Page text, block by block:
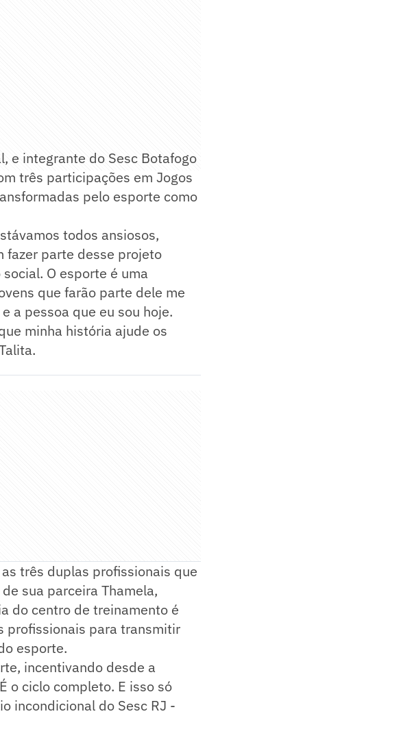
e integrante do Sesc Botafogo
três participações em Jogos
pelo esporte como
todos ansiosos,
fazer parte desse projeto
O esporte é uma
que farão parte dele me
a pessoa que eu sou hoje.
minha história ajude os
três duplas profissionais que
sua parceira Thamela,
do centro de treinamento é
profissionais para transmitir
esporte.
incentivando desde a
o ciclo completo. E isso só
incondicional do Sesc RJ -